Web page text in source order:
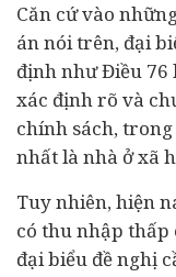
Căn cứ vào
án nói trên, đại
định như Điều 76
xác định rõ và
chính sách,
nhất là nhà ở xã
Tuy nhiên, hiện
có thu nhập thấp
đại biểu đề nghị